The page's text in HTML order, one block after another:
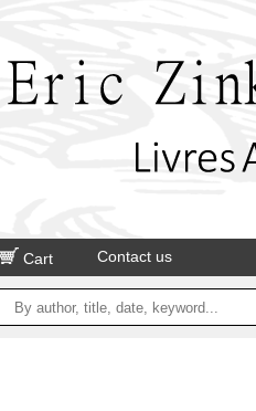
Cart Contact us